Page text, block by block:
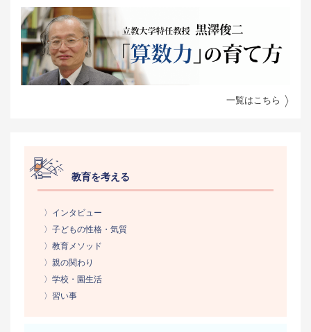
一覧はこちら
教育を考える
〉インタビュー
〉子どもの性格・気質
〉教育メソッド
〉親の関わり
〉学校・園生活
〉習い事